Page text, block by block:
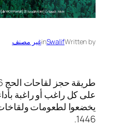
Written by
Swalif
inغير مصنف
على كل راغب أو راغبة
يخضعوا لطعومات
1446.